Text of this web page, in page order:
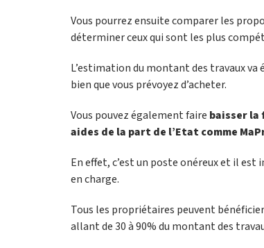
Vous pourrez ensuite comparer les
déterminer ceux qui sont les plus
L’estimation du montant des travaux
bien que vous prévoyez d’acheter.
Vous pouvez également faire baisser
aides de la part de l’Etat comme
En effet, c’est un poste onéreux et il
en charge.
Tous les propriétaires peuvent
allant de 30 à 90% du montant des